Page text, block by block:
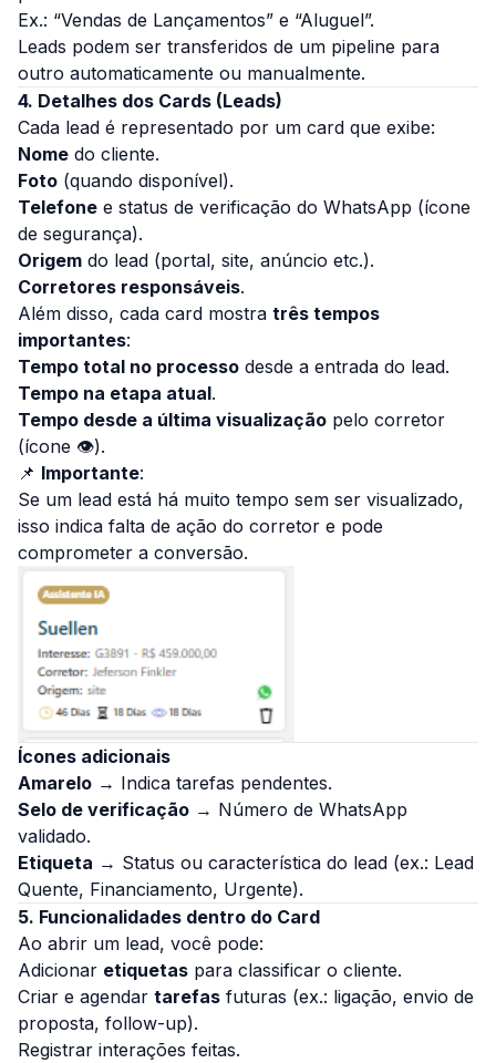
Ex.: “Vendas de Lançamentos” e “Aluguel”.
Leads podem ser transferidos de um pipeline para
outro automaticamente ou manualmente.
4. Detalhes dos Cards (Leads)
Cada lead é representado por um card que exibe:
Nome do cliente.
Foto (quando disponível).
Telefone e status de verificação do WhatsApp (ícone
de segurança).
Origem do lead (portal, site, anúncio etc.).
Corretores responsáveis.
Além disso, cada card mostra três tempos
importantes:
Tempo total no processo desde a entrada do lead.
Tempo na etapa atual.
Tempo desde a última visualização pelo corretor
(ícone 👁).
📌 Importante:
Se um lead está há muito tempo sem ser visualizado,
isso indica falta de ação do corretor e pode
comprometer a conversão.
Ícones adicionais
Amarelo → Indica tarefas pendentes.
Selo de verificação → Número de WhatsApp
validado.
Etiqueta → Status ou característica do lead (ex.: Lead
Quente, Financiamento, Urgente).
5. Funcionalidades dentro do Card
Ao abrir um lead, você pode:
Adicionar etiquetas para classificar o cliente.
Criar e agendar tarefas futuras (ex.: ligação, envio de
proposta, follow-up).
Registrar interações feitas.